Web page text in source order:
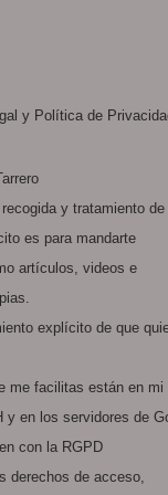
y Política de
y tratamiento de
es para mandarte
artículos, videos e
explícito de que
me facilitas están en mi
y en los servidores de
con la RGPD
derechos de acceso,